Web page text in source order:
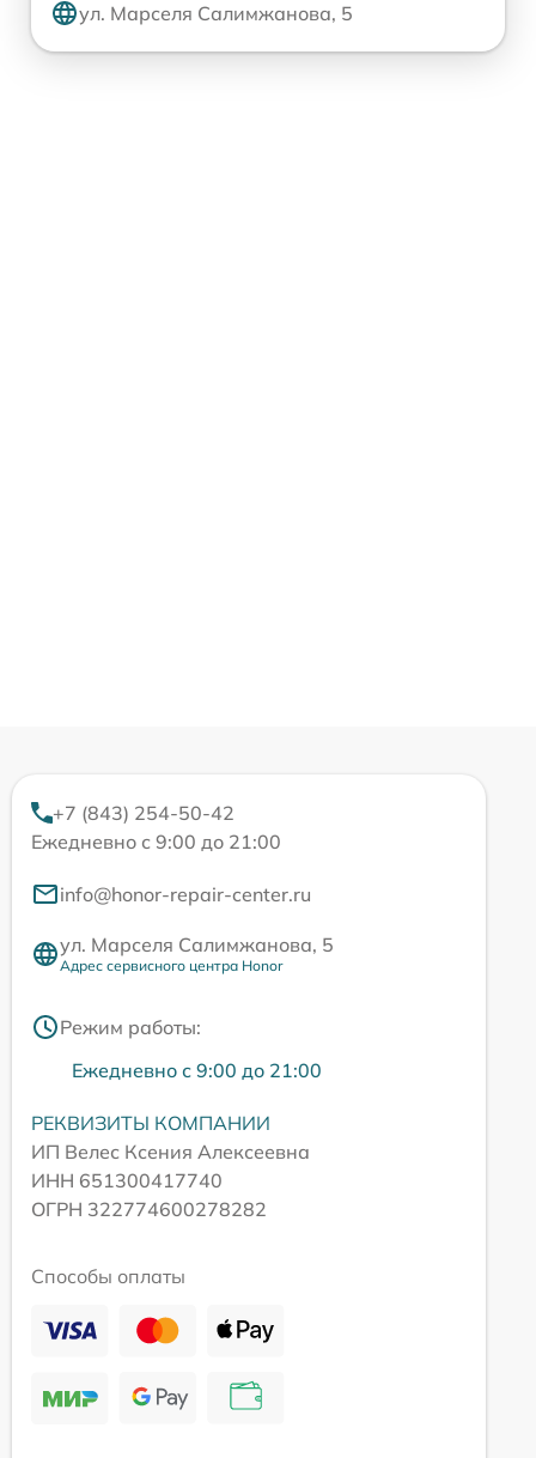
ул. Марселя Салимжанова, 5
+7 (843) 254-50-42
Ежедневно с 9:00 до 21:00
info@honor-repair-center.ru
ул. Марселя Салимжанова, 5
Адрес сервисного центра Honor
Режим работы:
Ежедневно с 9:00 до 21:00
РЕКВИЗИТЫ КОМПАНИИ
ИП Велес Ксения Алексеевна
ИНН 651300417740
ОГРН 322774600278282
Способы оплаты